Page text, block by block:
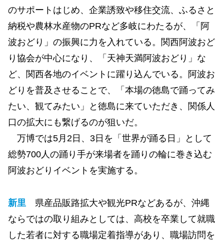
のサポートはじめ、企業誘致や移住交流、ふるさと
納税や農林水産物のPRなど多岐にわたるが、「阿
波おどり」の振興に力を入れている。関西阿波おど
り協会が中心になり、「天神天満阿波おどり」な
ど、関西各地のイベントに躍り込んでいる。阿波お
どりを普及させることで、「本場の徳島で踊ってみ
たい、観てみたい」と徳島に来ていただき、関係人
口の拡大にも繋げるのが狙いだ。
万博では5月2日、3日を「世界が踊る日」として
総勢700人の踊り手が来場者を踊りの輪に巻き込む
阿波おどりイベントを実施する。
新里 県産品販路拡大や観光PRなどあるが、沖縄
ならではの取り組みとしては、高校を卒業して就職
した若者に対する職場定着指導があり、職場訪問を